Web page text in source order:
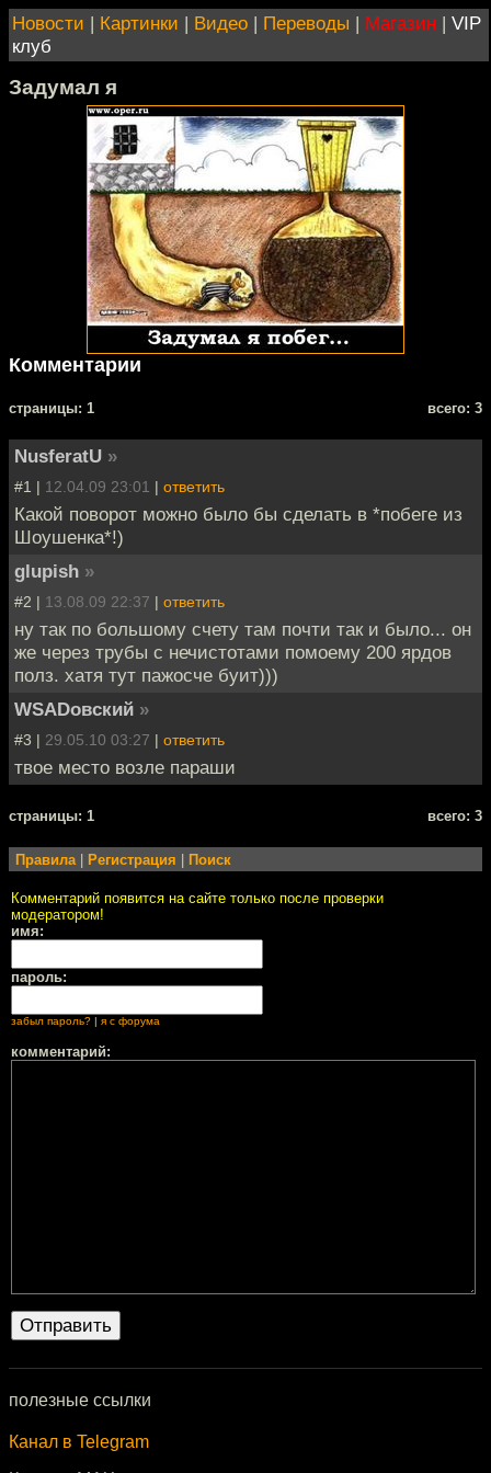
Новости | Картинки | Видео | Переводы | Магазин | VIP
клуб
Задумал я
Комментарии
cтраницы: 1 всего: 3
NusferatU »
#1 | 12.04.09 23:01 | ответить
Какой поворот можно было бы сделать в *побеге из
Шоушенка*!)
glupish »
#2 | 13.08.09 22:37 | ответить
ну так по большому счету там почти так и было... он
же через трубы с нечистотами помоему 200 ярдов
полз. хатя тут пажосче буит)))
WSADовский »
#3 | 29.05.10 03:27 | ответить
твое место возле параши
cтраницы: 1 всего: 3
Правила Регистрация Поиск
Комментарий появится на сайте только после проверки
модератором!
имя:
пароль:
забыл пароль? | я с форума
комментарий:
полезные ссылки
Канал в Telegram